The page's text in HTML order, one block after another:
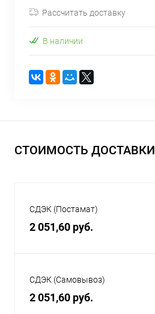
Рассчитать доставку
В наличии
СТОИМОСТЬ ДОСТАВКИ
СДЭК (Постамат)
2 051,60 руб.
СДЭК (Самовывоз)
2 051,60 руб.